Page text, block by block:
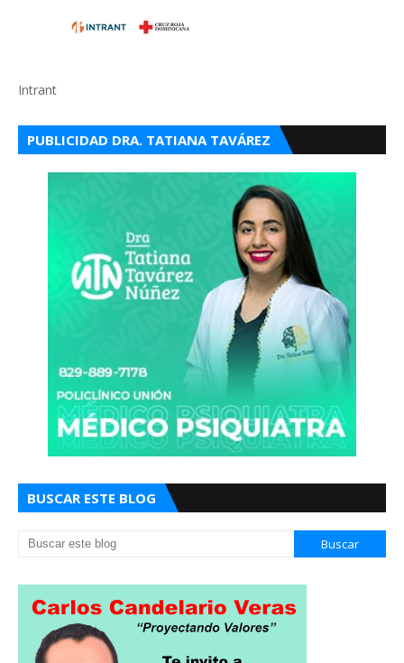
Intrant
PUBLICIDAD DRA. TATIANA TAVÁREZ
BUSCAR ESTE BLOG